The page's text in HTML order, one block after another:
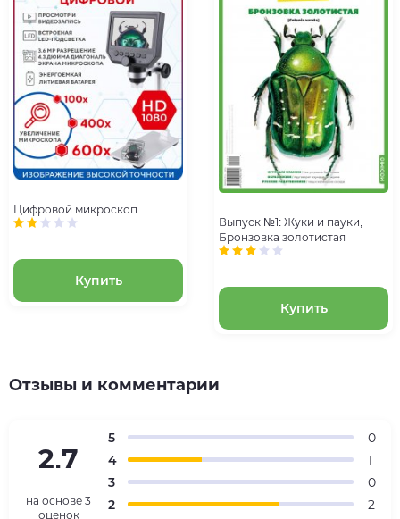
Цифровой микроскоп
Купить
Выпуск №1: Жуки и пауки,
Бронзовка золотистая
Купить
Отзывы и комментарии
2.7
на основе 3
оценок
5
0
4
1
3
0
2
2